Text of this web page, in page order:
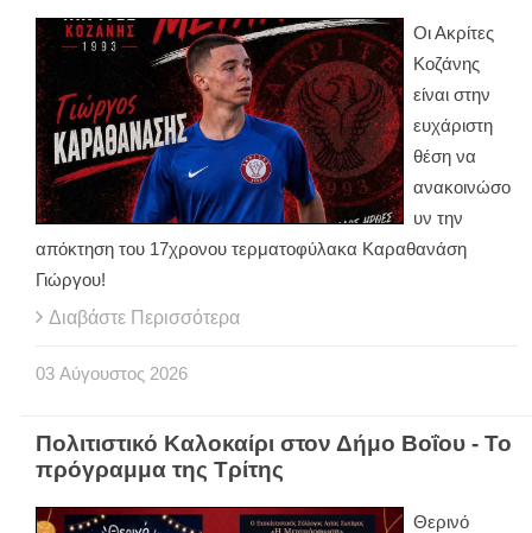
Οι Ακρίτες
Κοζάνης
είναι στην
ευχάριστη
θέση να
ανακοινώσο
υν την
απόκτηση του 17χρονου τερματοφύλακα Καραθανάση
Γιώργου!
Διαβάστε Περισσότερα
03 Αύγουστος 2026
Πολιτιστικό Καλοκαίρι στον Δήμο Βοΐου - Το
πρόγραμμα της Τρίτης
Θερινό